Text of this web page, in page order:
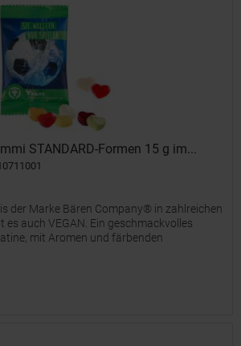
STANDARD-Formen 15 g im...
der Marke Bären Company® in zahlreichen
auch VEGAN. Ein geschmackvolles
mit Aromen und färbenden